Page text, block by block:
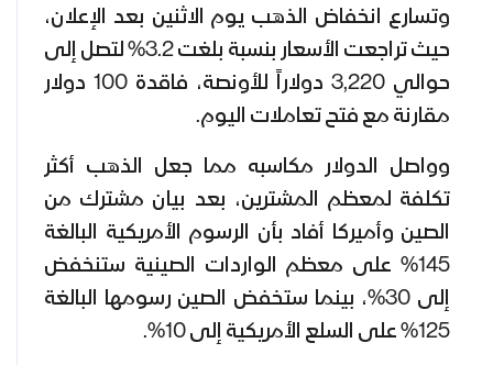
وتسارع انخفاض الذهب يوم الاثنين بعد الإعلان،
حيث تراجعت الأسعار بنسبة بلغت 3.2% لتصل إلى
حوالي 3,220 دولاراً للأونصة، فاقدة 100 دولار
مقارنة مع فتح تعاملات اليوم.
وواصل الدولار مكاسبه مما جعل الذهب أكثر
تكلفة لمعظم المشترين، بعد بيان مشترك من
الصين وأميركا أفاد بأن الرسوم الأمريكية البالغة
145% على معظم الواردات الصينية ستنخفض
إلى 30%، بينما ستخفض الصين رسومها البالغة
125% على السلع الأمريكية إلى 10%.